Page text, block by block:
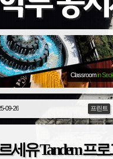
Classroomin
09-26 프린트
세유 Tandem 프